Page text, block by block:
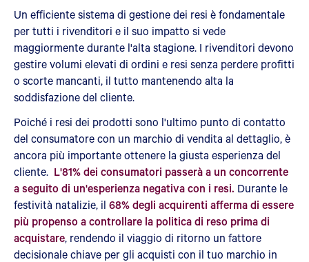
Un efficiente sistema di gestione dei resi è fondamentale
per tutti i rivenditori e il suo impatto si vede
maggiormente durante l'alta stagione. I rivenditori devono
gestire volumi elevati di ordini e resi senza perdere profitti
o scorte mancanti, il tutto mantenendo alta la
soddisfazione del cliente.
Poiché i resi dei prodotti sono l'ultimo punto di contatto
del consumatore con un marchio di vendita al dettaglio, è
ancora più importante ottenere la giusta esperienza del
cliente. L'81% dei consumatori passerà a un concorrente
a seguito di un'esperienza negativa con i resi. Durante le
festività natalizie, il 68% degli acquirenti afferma di essere
più propenso a controllare la politica di reso prima di
acquistare, rendendo il viaggio di ritorno un fattore
decisionale chiave per gli acquisti con il tuo marchio in